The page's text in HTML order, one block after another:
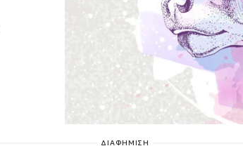
ΔΙΑΦΗΜΙΣΗ